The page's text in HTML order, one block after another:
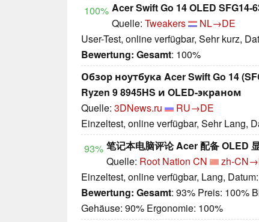
100% Acer Swift Go 14 OLED SFG14-
Quelle: Tweakers
NL→DE
User-Test, online verfügbar, Sehr kurz,
Bewertung: Gesamt: 100%
Обзор ноутбука Acer Swift Go 14
Ryzen 9 8945HS и OLED-экраном
Quelle: 3DNews.ru
RU→DE
Einzeltest, online verfügbar, Sehr Lang,
93% 笔记本电脑评论 Acer 配备 OLED
Quelle: Root Nation CN
zh-
Einzeltest, online verfügbar, Lang,
Bewertung: Gesamt: 93% Preis: 100%
Gehäuse: 90% Ergonomie: 100%